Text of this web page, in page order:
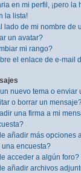
en mi perfil, ¡pero la
la lista!
lado de mi nombre de
un avatar?
mi rango?
el enlace de e-mail
nuevo tema o enviar
o borrar un
una firma a mi
añadir más opciones
encuesta?
acceder a algún foro?
añadir archivos